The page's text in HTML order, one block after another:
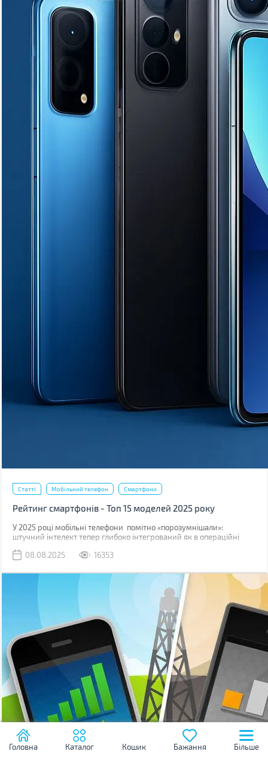
Статті Мобільний телефон Смартфони
Рейтинг смартфонів - Топ 15 моделей 2025 року
У 2025 році мобільні телефони помітно «порозумнішали»:
штучний інтелект тепер глибоко інтегрований як в операційні
08.08.2025
16353
Головна Каталог Кошик Бажання Більше